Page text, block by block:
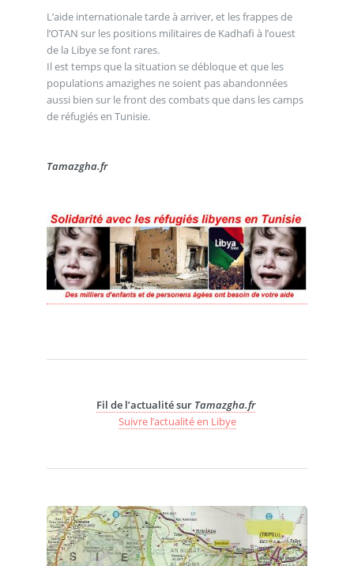
L’aide internationale tarde à arriver, et les frappes de
l’OTAN sur les positions militaires de Kadhafi à l’ouest
de la Libye se font rares.
Il est temps que la situation se débloque et que les
populations amazighes ne soient pas abandonnées
aussi bien sur le front des combats que dans les camps
de réfugiés en Tunisie.
Tamazgha.fr
Fil de l’actualité sur Tamazgha.fr
Suivre l’actualité en Libye